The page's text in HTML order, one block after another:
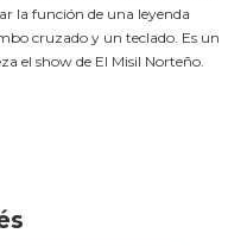
la función de una leyenda
cruzado y un teclado. Es un
el show de El Misil Norteño.